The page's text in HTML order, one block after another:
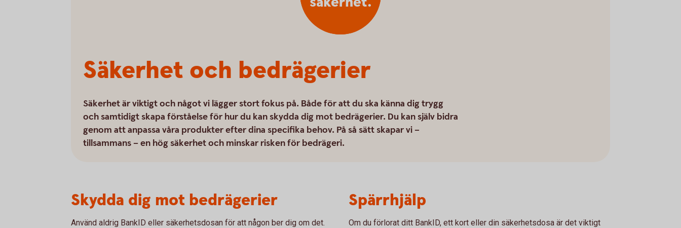
Säkerhet och bedrägerier
Säkerhet är viktigt och något vi lägger stort fokus på. Både för att du ska känna dig trygg
och samtidigt skapa förståelse för hur du kan skydda dig mot bedrägerier. Du kan själv bidra
genom att anpassa våra produkter efter dina specifika behov. På så sätt skapar vi –
tillsammans – en hög säkerhet och minskar risken för bedrägeri.
Skydda dig mot bedrägerier
Använd aldrig BankID eller säkerhetsdosan för att någon ber dig om det.
Spärrhjälp
Om du förlorat ditt BankID, ett kort eller din säkerhetsdosa är det viktigt